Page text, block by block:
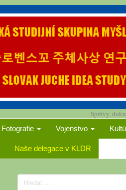
Správy,
Fotografie Vojenstvo
Naše delegace v KLDR
Search